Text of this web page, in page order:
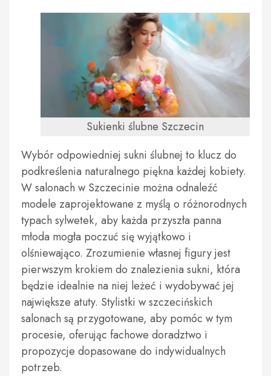
Sukienki ślubne Szczecin
Wybór odpowiedniej sukni ślubnej to klucz do
podkreślenia naturalnego piękna każdej kobiety.
W salonach w Szczecinie można odnaleźć
modele zaprojektowane z myślą o różnorodnych
typach sylwetek, aby każda przyszła panna
młoda mogła poczuć się wyjątkowo i
olśniewająco. Zrozumienie własnej figury jest
pierwszym krokiem do znalezienia sukni, która
będzie idealnie na niej leżeć i wydobywać jej
największe atuty. Stylistki w szczecińskich
salonach są przygotowane, aby pomóc w tym
procesie, oferując fachowe doradztwo i
propozycje dopasowane do indywidualnych
potrzeb.